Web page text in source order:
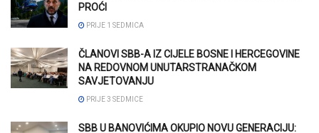
PROĆI
PRIJE 1 SEDMICA
ČLANOVI SBB-A IZ CIJELE BOSNE I HERCEGOVINE
NA REDOVNOM UNUTARSTRANAČKOM
SAVJETOVANJU
PRIJE 3 SEDMICE
SBB U BANOVIĆIMA OKUPIO NOVU GENERACIJU: